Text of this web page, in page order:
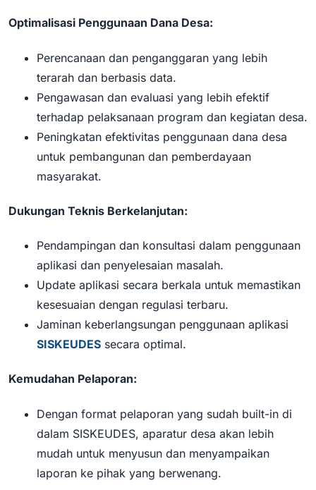
Optimalisasi Penggunaan Dana Desa:
Perencanaan dan penganggaran yang lebih
terarah dan berbasis data.
Pengawasan dan evaluasi yang lebih efektif
terhadap pelaksanaan program dan kegiatan desa.
Peningkatan efektivitas penggunaan dana desa
untuk pembangunan dan pemberdayaan
masyarakat.
Dukungan Teknis Berkelanjutan:
Pendampingan dan konsultasi dalam penggunaan
aplikasi dan penyelesaian masalah.
Update aplikasi secara berkala untuk memastikan
kesesuaian dengan regulasi terbaru.
Jaminan keberlangsungan penggunaan aplikasi
SISKEUDES secara optimal.
Kemudahan Pelaporan:
Dengan format pelaporan yang sudah built-in di
dalam SISKEUDES, aparatur desa akan lebih
mudah untuk menyusun dan menyampaikan
laporan ke pihak yang berwenang.